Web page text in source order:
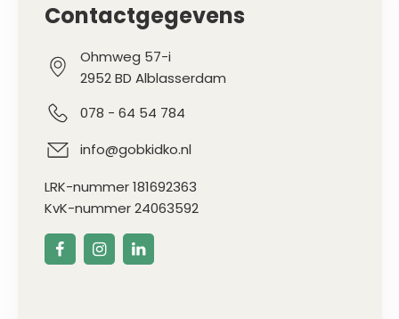
Contactgegevens
Ohmweg 57-i
2952 BD Alblasserdam
078 - 64 54 784
info@gobkidko.nl
LRK-nummer 181692363
KvK-nummer 24063592